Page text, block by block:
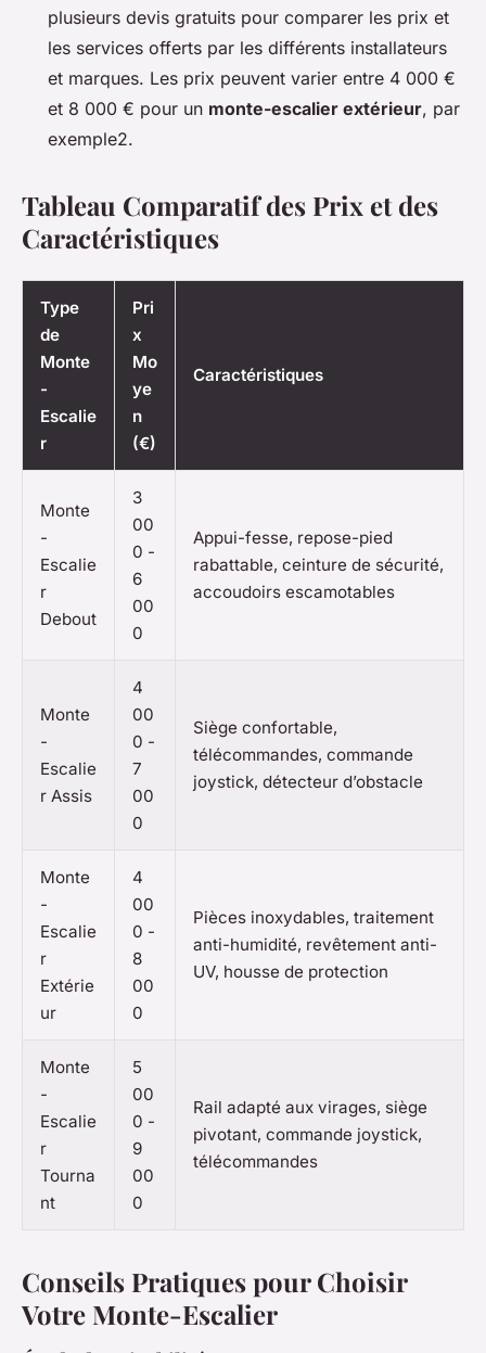
plusieurs devis gratuits pour comparer les prix et
les services offerts par les différents installateurs
et marques. Les prix peuvent varier entre 4 000 €
et 8 000 € pour un monte-escalier extérieur, par
exemple2.
Tableau Comparatif des Prix et des
Caractéristiques
Type
de
Monte
-
Escalie
r
Pri
x
Mo
ye
n
(€)
Caractéristiques
Monte
-
Escalie
r
Debout
3
00
0 -
6
00
0
Appui-fesse, repose-pied
rabattable, ceinture de sécurité,
accoudoirs escamotables
Monte
-
Escalie
r Assis
4
00
0 -
7
00
0
Siège confortable,
télécommandes, commande
joystick, détecteur d’obstacle
Monte
-
Escalie
r
Extérie
ur
4
00
0 -
8
00
0
Pièces inoxydables, traitement
anti-humidité, revêtement anti-
UV, housse de protection
Monte
-
Escalie
r
Tourna
nt
5
00
0 -
9
00
0
Rail adapté aux virages, siège
pivotant, commande joystick,
télécommandes
Conseils Pratiques pour Choisir
Votre Monte-Escalier